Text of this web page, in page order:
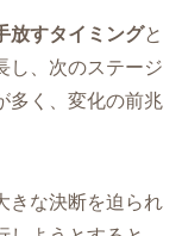
放すタイミングと
し、次のステージ
多く、変化の前兆
きな決断を迫られ